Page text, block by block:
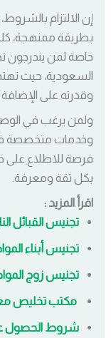
إن الالتزام بالشروط،
بطريقة ممنهجة،
خاصة لمن يندرجون
السعودية، حيث
وقدرته على الإضافة
ولمن يرغب في
وخدمات متخصصة في
فرصة للاطلاع على
بكل ثقة ومعرفة.
اقرأ المزيد :
تجنيس القبائل
تجنيس أبناء
تجنيس زوج
مكتب تخليص
شروط الحصول